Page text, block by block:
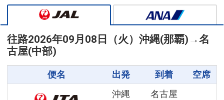
往路2026年09月08日（火） 沖縄(那覇) →名
古屋(中部)
便名 出発 到着 空席
沖縄
名古屋